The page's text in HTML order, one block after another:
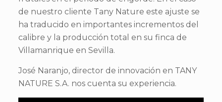
de nuestro cliente Tany Nature este ajuste se
ha traducido en importantes incrementos del
calibre y la producción total en su finca de
Villamanrique en Sevilla.
José Naranjo, director de innovación en TANY
NATURE S.A. nos cuenta su experiencia.